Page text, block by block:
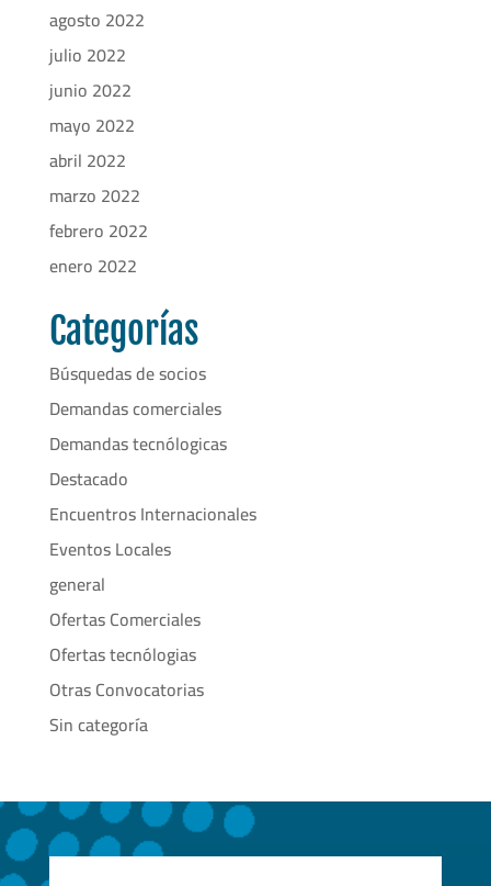
agosto 2022
julio 2022
junio 2022
mayo 2022
abril 2022
marzo 2022
febrero 2022
enero 2022
Categorías
Búsquedas de socios
Demandas comerciales
Demandas tecnólogicas
Destacado
Encuentros Internacionales
Eventos Locales
general
Ofertas Comerciales
Ofertas tecnólogias
Otras Convocatorias
Sin categoría